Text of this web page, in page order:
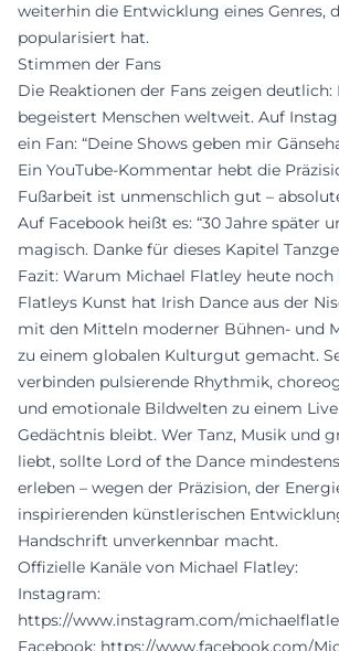
weiterhin die Entwicklung eines Genres,
popularisiert hat.
Stimmen der Fans
Die Reaktionen der Fans zeigen
begeistert Menschen weltweit. Auf
ein Fan: “Deine Shows geben mir
Ein YouTube-Kommentar hebt die
Fußarbeit ist unmenschlich gut –
Auf Facebook heißt es: “30 Jahre später
magisch. Danke für dieses Kapitel
Fazit: Warum Michael Flatley heute
Flatleys Kunst hat Irish Dance aus der
mit den Mitteln moderner Bühnen- und
zu einem globalen Kulturgut gemacht.
verbinden pulsierende Rhythmik,
und emotionale Bildwelten zu einem
Gedächtnis bleibt. Wer Tanz, Musik und
liebt, sollte Lord of the Dance
erleben – wegen der Präzision, der
inspirierenden künstlerischen
Handschrift unverkennbar macht.
Offizielle Kanäle von Michael Flatley:
Instagram:
https://www.instagram.com/
Facebook: https://www.facebook.com/